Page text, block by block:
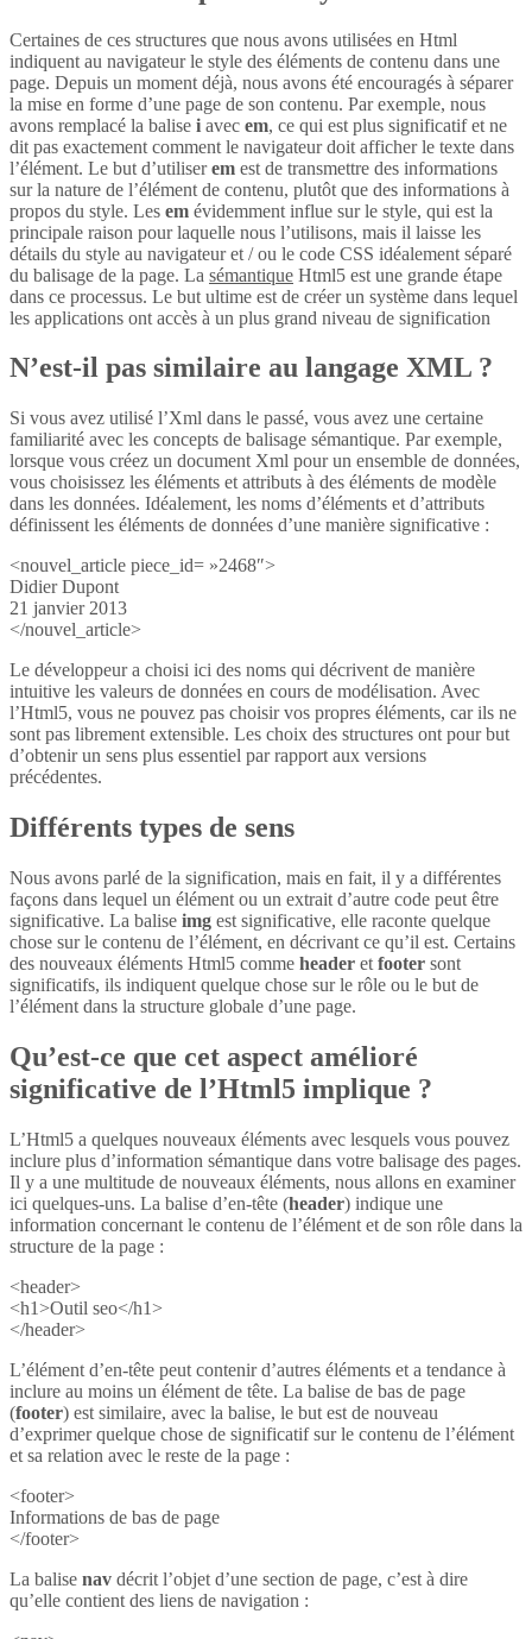
Certaines de ces structures que nous avons utilisées en Html
indiquent au navigateur le style des éléments de contenu dans une
page. Depuis un moment déjà, nous avons été encouragés à séparer
la mise en forme d’une page de son contenu. Par exemple, nous
avons remplacé la balise i avec em, ce qui est plus significatif et ne
dit pas exactement comment le navigateur doit afficher le texte dans
l’élément. Le but d’utiliserem est de transmettre des informations
sur la nature de l’élément de contenu, plutôt que des informations à
propos du style. Les em évidemment influe sur le style, qui est la
principale raison pour laquelle nous l’utilisons, mais il laisse les
détails du style au navigateur et / ou le code CSS idéalement séparé
du balisage de la page. La sémantique Html5 est une grande étape
dans ce processus. Le but ultime est de créer un système dans lequel
les applications ont accès à un plus grand niveau de signification
N’est-il pas similaire au langage XML ?
Si vous avez utilisé l’Xml dans le passé, vous avez une certaine
familiarité avec les concepts de balisage sémantique. Par exemple,
lorsque vous créez un document Xml pour un ensemble de données,
vous choisissez les éléments et attributs à des éléments de modèle
dans les données. Idéalement, les noms d’éléments et d’attributs
définissent les éléments de données d’une manière significative :
<nouvel_article piece_id= »2468″>
Didier Dupont
21 janvier 2013
</nouvel_article>
Le développeur a choisi ici des noms qui décrivent de manière
intuitive les valeurs de données en cours de modélisation. Avec
l’Html5, vous ne pouvez pas choisir vos propres éléments, car ils ne
sont pas librement extensible. Les choix des structures ont pour but
d’obtenir un sens plus essentiel par rapport aux versions
précédentes.
Différents types de sens
Nous avons parlé de la signification, mais en fait, il y a différentes
façons dans lequel un élément ou un extrait d’autre code peut être
significative. La balise img est significative, elle raconte quelque
chose sur le contenu de l’élément, en décrivant ce qu’il est. Certains
des nouveaux éléments Html5 comme header et footer sont
significatifs, ils indiquent quelque chose sur le rôle ou le but de
l’élément dans la structure globale d’une page.
Qu’est-ce que cet aspect amélioré
significative de l’Html5 implique ?
L’Html5 a quelques nouveaux éléments avec lesquels vous pouvez
inclure plus d’information sémantique dans votre balisage des pages.
Il y a une multitude de nouveaux éléments, nous allons en examiner
ici quelques-uns. La balise d’en-tête (header) indique une
information concernant le contenu de l’élément et de son rôle dans la
structure de la page :
<header>
<h1>Outil seo</h1>
</header>
L’élément d’en-tête peut contenir d’autres éléments et a tendance à
inclure au moins un élément de tête. La balise de bas de page
(footer) est similaire, avec la balise, le but est de nouveau
d’exprimer quelque chose de significatif sur le contenu de l’élément
et sa relation avec le reste de la page :
<footer>
Informations de bas de page
</footer>
La balise nav décrit l’objet d’une section de page, c’est à dire
qu’elle contient des liens de navigation :